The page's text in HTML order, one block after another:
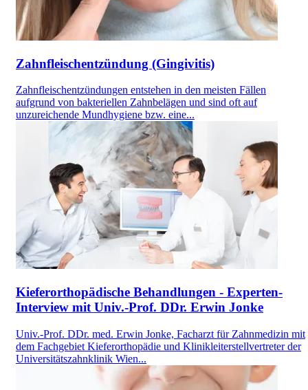
Zahnfleischentzündung (Gingivitis)
Zahnfleischentzündungen entstehen in den meisten Fällen
aufgrund von bakteriellen Zahnbelägen und sind oft auf
unzureichende Mundhygiene bzw. eine...
Kieferorthopädische Behandlungen - Experten-
Interview mit Univ.-Prof. DDr. Erwin Jonke
Univ.-Prof. DDr. med. Erwin Jonke, Facharzt für Zahnmedizin mit
dem Fachgebiet Kieferorthopädie und Klinikleiterstellvertreter der
Universitätszahnklinik Wien...